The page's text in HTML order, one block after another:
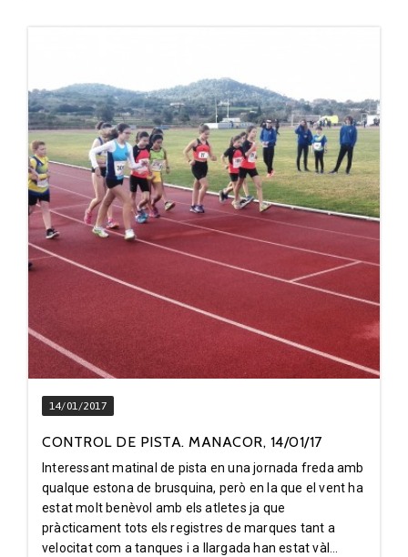
14/01/2017
CONTROL DE PISTA. MANACOR, 14/01/17
Interessant matinal de pista en una jornada freda amb
qualque estona de brusquina, però en la que el vent ha
estat molt benèvol amb els atletes ja que
pràcticament tots els registres de marques tant a
velocitat com a tanques i a llargada han estat vàl...